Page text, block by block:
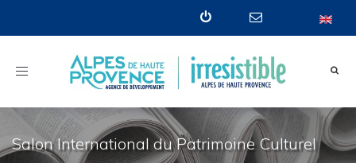
Toggle
navigation
Salon International du Patrimoine Culturel